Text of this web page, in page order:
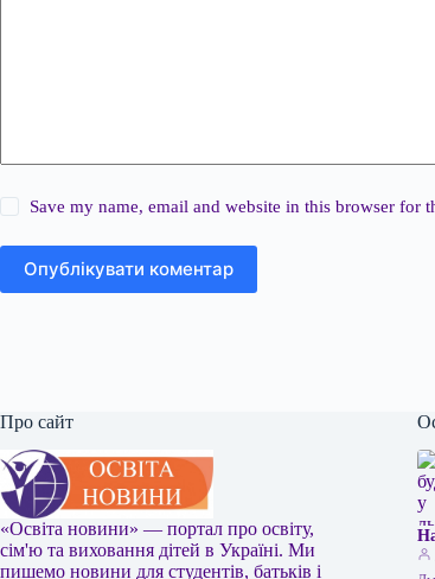
Save my name, email and website in this browser for
Опублікувати коментар
Про сайт
«Освіта новини» — портал про освіту,
сім'ю та виховання дітей в Україні. Ми
пишемо новини для студентів, батьків і